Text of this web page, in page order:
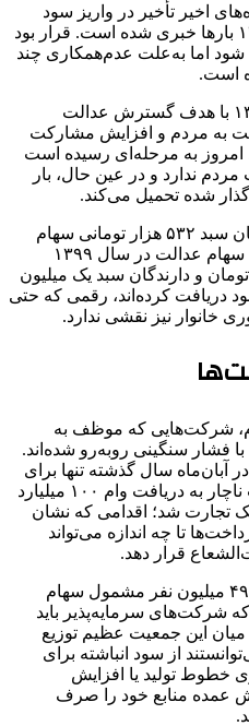
اخیر تأخیر در واریز سود
سهام عدالت مربوط به سال ۱۴۰۲ بارها خبری شده است. قرار بود
شود اما به‌علت عدم‌همکاری چند
است.
طرح سهام عدالت که در دهه ۱۳۸۰ با هدف گسترش عدالت
به مردم و افزایش مشارکت
امروز به مرحله‌ای رسیده است
ندارد و در عین حال، بار
شده تحمیل می‌کند.
بر اساس آمارهای رسمی، دارندگان سبد ۵۳۲ هزار تومانی سهام
عدالت از زمان آغاز پرداخت سود سهام عدالت در سال ۱۳۹۹
حدود ۴.۵ میلیون تومان و دارندگان سبد یک میلیون
تومان سود دریافت کرده‌اند، رقمی که حتی
خانوار نیز نقشی ندارد.
شرکت‌هایی که موظف به
فشار سنگینی روبه‌رو شده‌اند.
آبان‌ماه سال گذشته تنها برای
تأمین بخشی از سود سهام عدالت ناچار به دریافت وام ۱۰۰ میلیارد
۲۳ درصد از بانک تجارت شد؛ اقدامی که نشان
تا چه اندازه می‌تواند
قرار دهد.
بر اساس اطلاعات موجود، حدود ۴۹ میلیون نفر مشمول سهام
شرکت‌های سرمایه‌پذیر باید
میان این جمعیت عظیم توزیع
از سود انباشته برای
خطوط تولید یا افزایش
عمده منابع خود را صرف